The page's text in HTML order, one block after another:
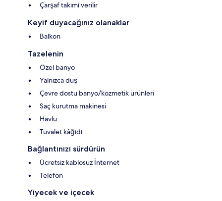
Çarşaf takımı verilir
Keyif duyacağınız olanaklar
Balkon
Tazelenin
Özel banyo
Yalnızca duş
Çevre dostu banyo/kozmetik ürünleri
Saç kurutma makinesi
Havlu
Tuvalet kâğıdı
Bağlantınızı sürdürün
Ücretsiz kablosuz İnternet
Telefon
Yiyecek ve içecek